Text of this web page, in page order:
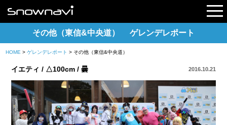
レポート
早割リフト券
電子チケット
その他（東信&中央道） ゲレンデレポート
HOME >ゲレンデレポート > その他（東信&中央道）
イエティ / △100cm / 曇 2016.10.21